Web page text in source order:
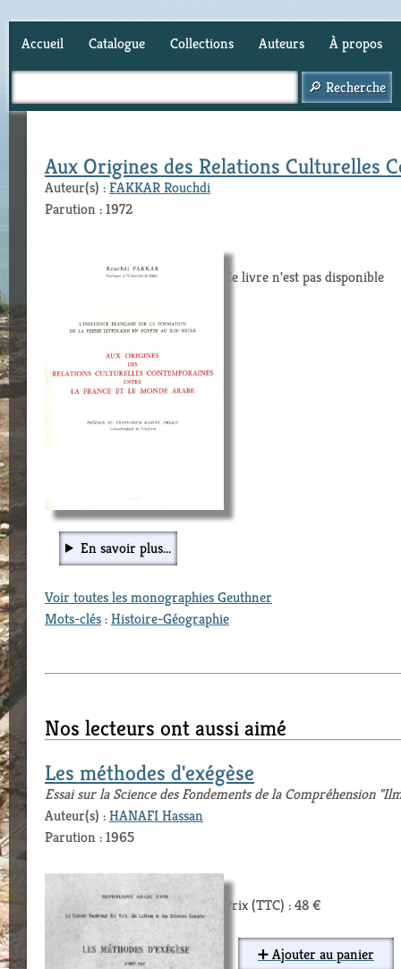
Accueil Catalogue Collections Auteurs À propos
Aux Origines des Relations Culturelles
Auteur(s) :FAKKAR Rouchdi
Parution : 1972
Ce livre n'est pas disponible
En savoir plus...
Voir toutes les monographies Geuthner
Mots-clés:Histoire-Géographie
Nos lecteurs ont aussi aimé
Les méthodes d'exégèse
Essai sur la Science des Fondements de la Compréhension
Auteur(s) :HANAFI Hassan
Parution : 1965
Prix (TTC) : 48 €
➕ Ajouter au panier